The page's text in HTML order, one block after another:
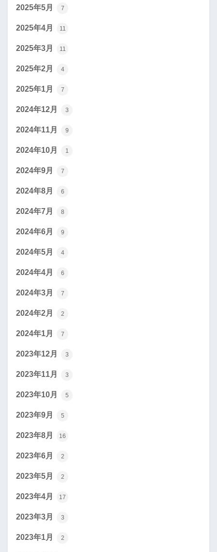
2025年5月 7
2025年4月 11
2025年3月 11
2025年2月 4
2025年1月 7
2024年12月 3
2024年11月 9
2024年10月 1
2024年9月 7
2024年8月 6
2024年7月 8
2024年6月 9
2024年5月 4
2024年4月 6
2024年3月 7
2024年2月 2
2024年1月 7
2023年12月 3
2023年11月 3
2023年10月 5
2023年9月 5
2023年8月 16
2023年6月 2
2023年5月 2
2023年4月 17
2023年3月 3
2023年1月 2